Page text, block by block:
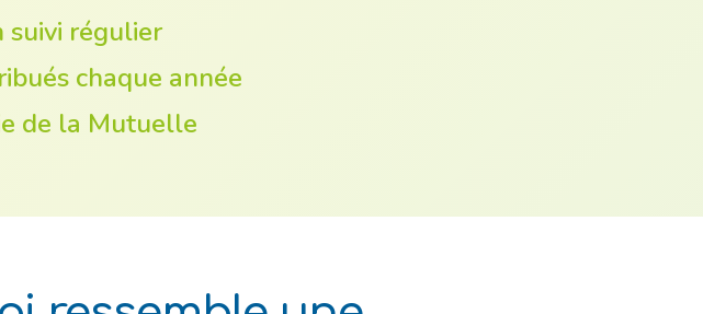
suivi régulier
chaque année
de la Mutuelle